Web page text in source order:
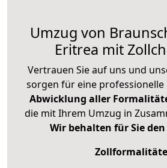
Umzug von
Eritrea mit
Vertrauen Sie auf uns und
sorgen für eine professionelle
Abwicklung aller
die mit Ihrem Umzug in
Wir behalten für Sie